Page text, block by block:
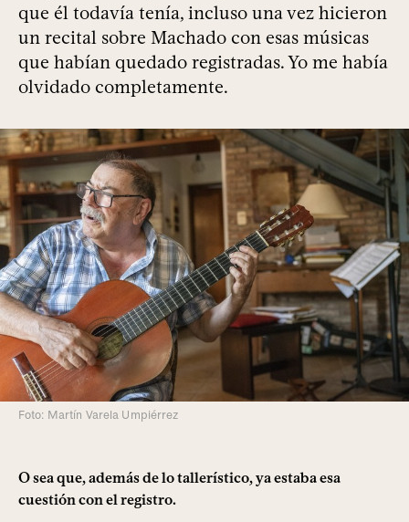
que él todavía tenía, incluso una vez hicieron
un recital sobre Machado con esas músicas
que habían quedado registradas. Yo me había
olvidado completamente.
Foto: Martín Varela Umpiérrez
O sea que, además de lo tallerístico, ya estaba esa
cuestión con el registro.